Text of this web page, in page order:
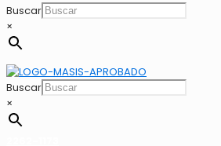
Buscar
×
Buscar
×